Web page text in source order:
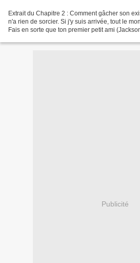
Extrait du Chapitre 2 : Comment gâcher son
n'a rien de sorcier. Si j'y suis arrivée, tout le
Fais en sorte que ton premier petit ami
Publicité